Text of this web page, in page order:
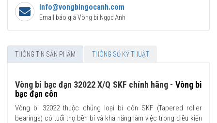
info@vongbingocanh.com
Email báo giá Vòng bi Ngọc Anh
THÔNG TIN SẢN PHẨM THÔNG SỐ KỸ THUẬT
Vòng bi bạc đạn 32022 X/Q SKF chính hãng - Vòng bi
bạc đạn côn
Vòng bi 32022 thuộc chủng loại bi côn SKF (Tapered roller
bearings) có tuổi thọ bền bỉ và khả năng làm việc trong điều kiện